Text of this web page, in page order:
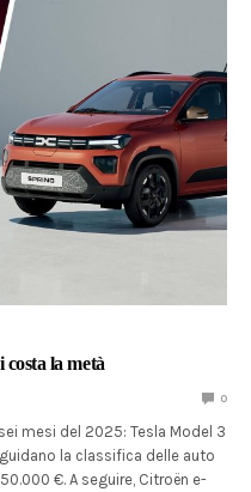
la metà
0
mesi del 2025: Tesla Model 3
la classifica delle auto
€. A seguire, Citroën e-